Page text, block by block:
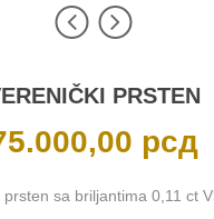
PRSTEN
рсд
prsten sa briljantima 0,11 ct